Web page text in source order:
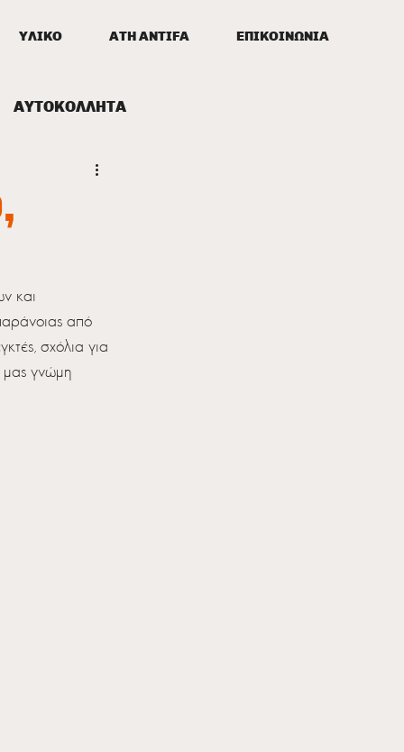
ΥΛΙΚΟ ATH ANTIFA ΕΠΙΚΟΙΝΩΝΙΑ
ΑΥΤΟΚΟΛΛΗΤΑ
και
από
σχόλια για
μας γνώμη